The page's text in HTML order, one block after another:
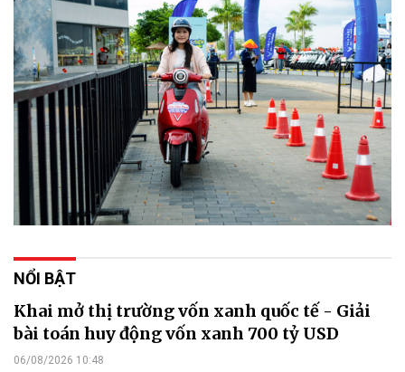
NỔI BẬT
Khai mở thị trường vốn xanh quốc tế - Giải
bài toán huy động vốn xanh 700 tỷ USD
06/08/2026 10:48